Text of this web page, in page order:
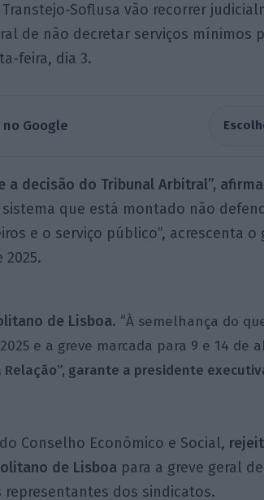
Soflusa vão recorrer
de não decretar serviços mínimos
feira, dia 3.
Google
decisão do Tribunal Arbitral”,
sistema que está montado não
e o serviço público”, acrescenta o
de Lisboa. “À semelhança do
e a greve marcada para 9 e 14 de
garante a presidente
Conselho Económico e Social,
de Lisboapara a greve geral de
dos sindicatos.